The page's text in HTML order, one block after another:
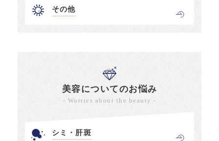
その他
美容についてのお悩み
- Worries about the beauty -
シミ・肝斑